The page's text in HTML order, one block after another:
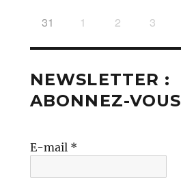
31 1 2 3
NEWSLETTER :
ABONNEZ-VOUS
E-mail *